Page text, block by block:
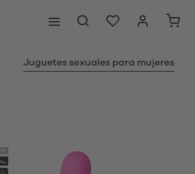
Juguetes sexuales para mujeres